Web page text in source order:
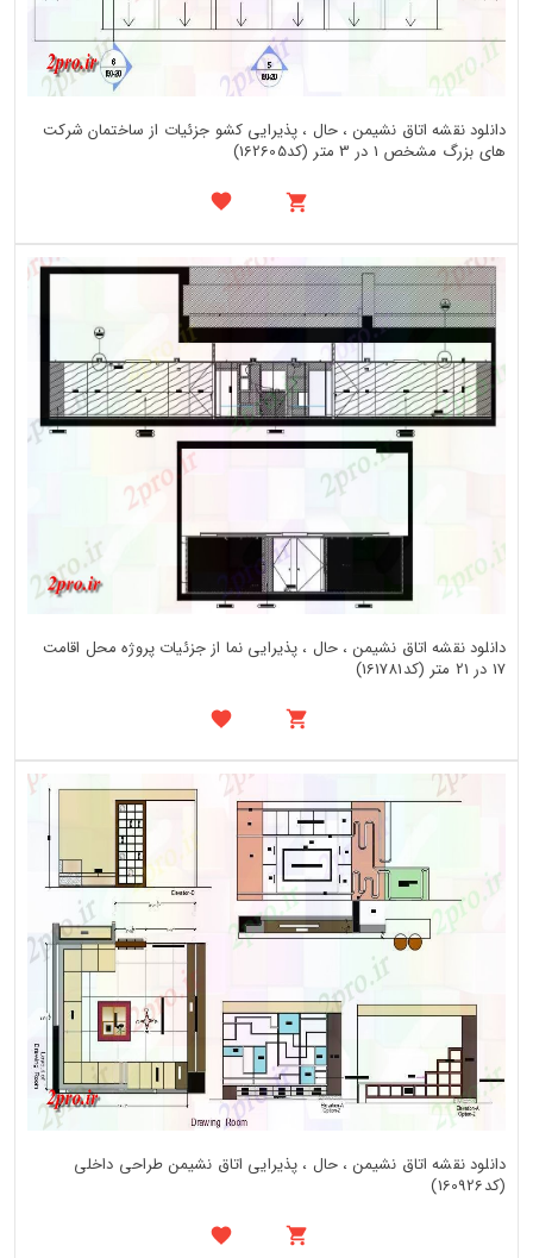
دانلود نقشه اتاق نشیمن ، حال ، پذیرایی کشو جزئیات از ساختمان شرکت
های بزرگ مشخص 1 در 3 متر (کد162605)
دانلود نقشه اتاق نشیمن ، حال ، پذیرایی نما از جزئیات پروژه محل اقامت
17 در 21 متر (کد161781)
دانلود نقشه اتاق نشیمن ، حال ، پذیرایی اتاق نشیمن طراحی داخلی
(کد160926)